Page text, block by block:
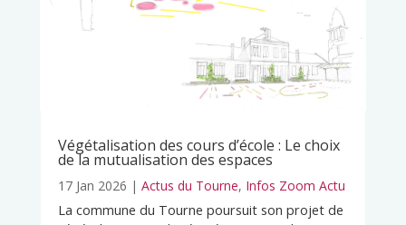
Végétalisation des cours d’école : Le choix
de la mutualisation des espaces
17 Jan 2026 | Actus du Tourne, Infos Zoom Actu
La commune du Tourne poursuit son projet de